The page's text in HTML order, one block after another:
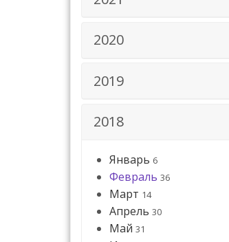
2020
2019
2018
Январь 6
Февраль 36
Март 14
Апрель 30
Май 31